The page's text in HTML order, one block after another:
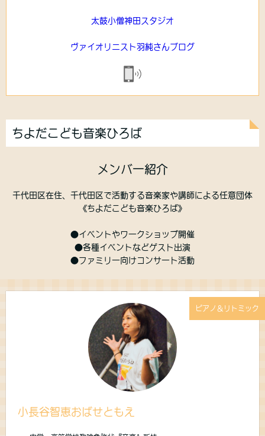
太鼓小僧神田スタジオ
ヴァイオリニスト羽純さんブログ
ちよだこども音楽ひろば
メンバー紹介
千代田区在住、千代田区で活動する音楽家や講師による任意団体
《ちよだこども音楽ひろば》
●イベントやワークショップ開催
●各種イベントなどゲスト出演
●ファミリー向けコンサート活動
小長谷智恵おばせともえ
ピアノ＆リトミック